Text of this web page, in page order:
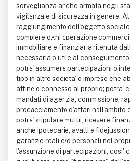
sorveglianza anche armata negli
vigilanza e di sicurezza in genere.
raggiungimento dell'oggetto
compiere ogni operazione
immobiliare e finanziaria ritenuta
necessaria o utile al
potra' assumere partecipazioni o
tipo in altre societa' o imprese che
affine o connesso al proprio; potra'
mandati di agenzia, commissione,
procacciamento d'affari nell'ambito
potra' stipulare mutui, ricevere
anche ipotecarie, avalli e
garanzie reali e/o personali nel
l'assunzione di partecipazioni, cosi'